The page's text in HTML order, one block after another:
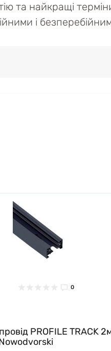
та найкращі
і
0
PROFILE TRACK